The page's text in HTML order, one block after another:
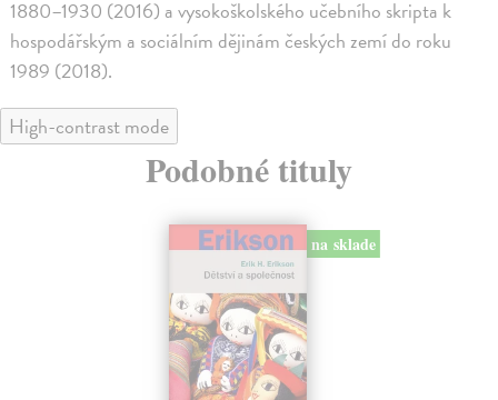
1880–1930 (2016) a vysokoškolského učebního skripta k
hospodářským a sociálním dějinám českých zemí do roku
1989 (2018).
High-contrast mode
Podobné tituly
na sklade